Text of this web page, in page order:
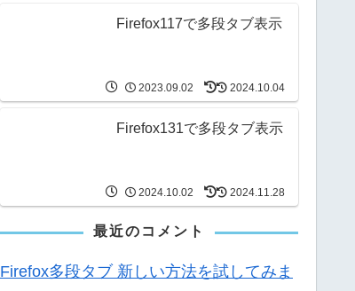
Firefox117で多段タブ表示
2023.09.02 2024.10.04
Firefox131で多段タブ表示
2024.10.02 2024.11.28
最近のコメント
Firefox多段タブ 新しい方法を試してみま